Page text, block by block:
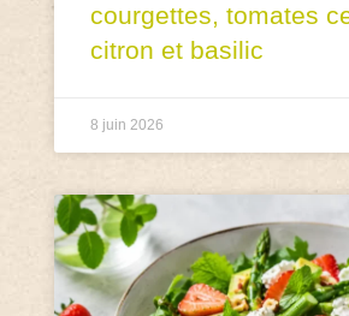
courgettes, tomates
citron et basilic
8 juin 2026